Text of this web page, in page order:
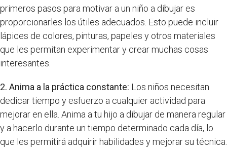
primeros pasos para motivar a un niño a dibujar es
proporcionarles los útiles adecuados. Esto puede incluir
lápices de colores, pinturas, papeles y otros materiales
que les permitan experimentar y crear muchas cosas
interesantes.
2. Anima a la práctica constante: Los niños necesitan
dedicar tiempo y esfuerzo a cualquier actividad para
mejorar en ella. Anima a tu hijo a dibujar de manera regular
y a hacerlo durante un tiempo determinado cada día, lo
que les permitirá adquirir habilidades y mejorar su técnica.